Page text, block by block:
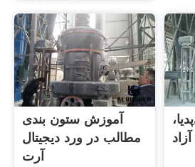
آموزش ستون بندی
مطالب در ورد دیجیتال
آرت